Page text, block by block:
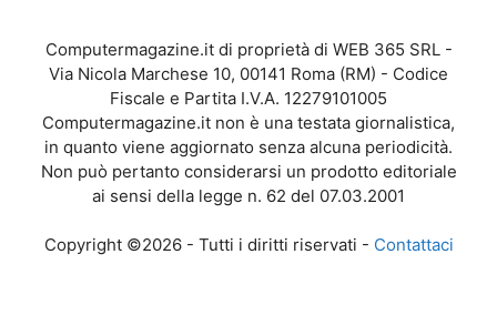
Computermagazine.it di proprietà di WEB 365 SRL -
Via Nicola Marchese 10, 00141 Roma (RM) - Codice
Fiscale e Partita I.V.A. 12279101005
Computermagazine.it non è una testata giornalistica,
in quanto viene aggiornato senza alcuna periodicità.
Non può pertanto considerarsi un prodotto editoriale
ai sensi della legge n. 62 del 07.03.2001
Copyright ©2026 - Tutti i diritti riservati - Contattaci